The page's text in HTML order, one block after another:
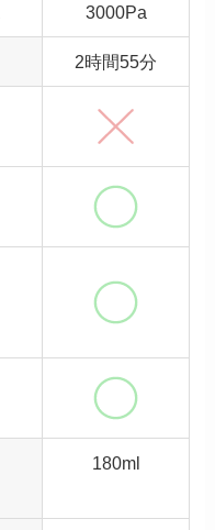
3000Pa
2時間55分
180ml